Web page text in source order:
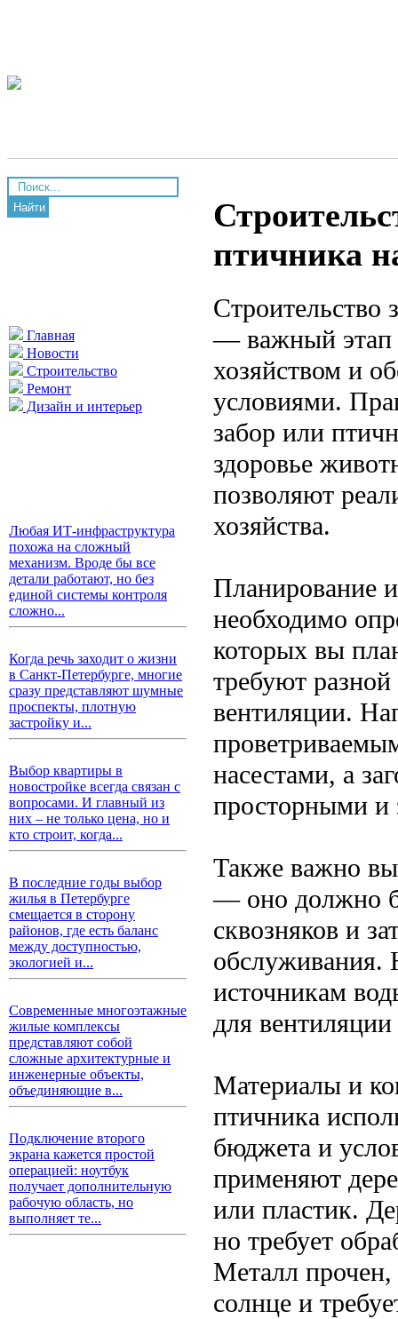
Найти
Главная
Новости
Строительство
Ремонт
Дизайн и интерьер
Любая ИТ-инфраструктура
похожа на сложный
механизм. Вроде бы все
детали работают, но без
единой системы контроля
сложно...
Когда речь заходит о жизни
в Санкт-Петербурге, многие
сразу представляют шумные
проспекты, плотную
застройку и...
Выбор квартиры в
новостройке всегда связан с
вопросами. И главный из
них – не только цена, но и
кто строит, когда...
В последние годы выбор
жилья в Петербурге
смещается в сторону
районов, где есть баланс
между доступностью,
экологией и...
Современные многоэтажные
жилые комплексы
представляют собой
сложные архитектурные и
инженерные объекты,
объединяющие в...
Подключение второго
экрана кажется простой
операцией: ноутбук
получает дополнительную
рабочую область, но
выполняет те...
птичника
Строительство
— важный этап
хозяйством и
условиями.
забор или
здоровье
позволяют
хозяйства.
Планирование
необходимо
которых вы
требуют
вентиляции.
насестами, а
просторными
Также важно
— оно должно
сквозняков и
обслуживания.
источникам
для
Материалы и
птичника
бюджета и
применяют
или пластик.
но требует
Металл прочен,
солнце и